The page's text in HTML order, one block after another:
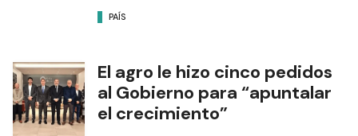
PAÍS
El agro le hizo cinco pedidos
al Gobierno para “apuntalar
el crecimiento”